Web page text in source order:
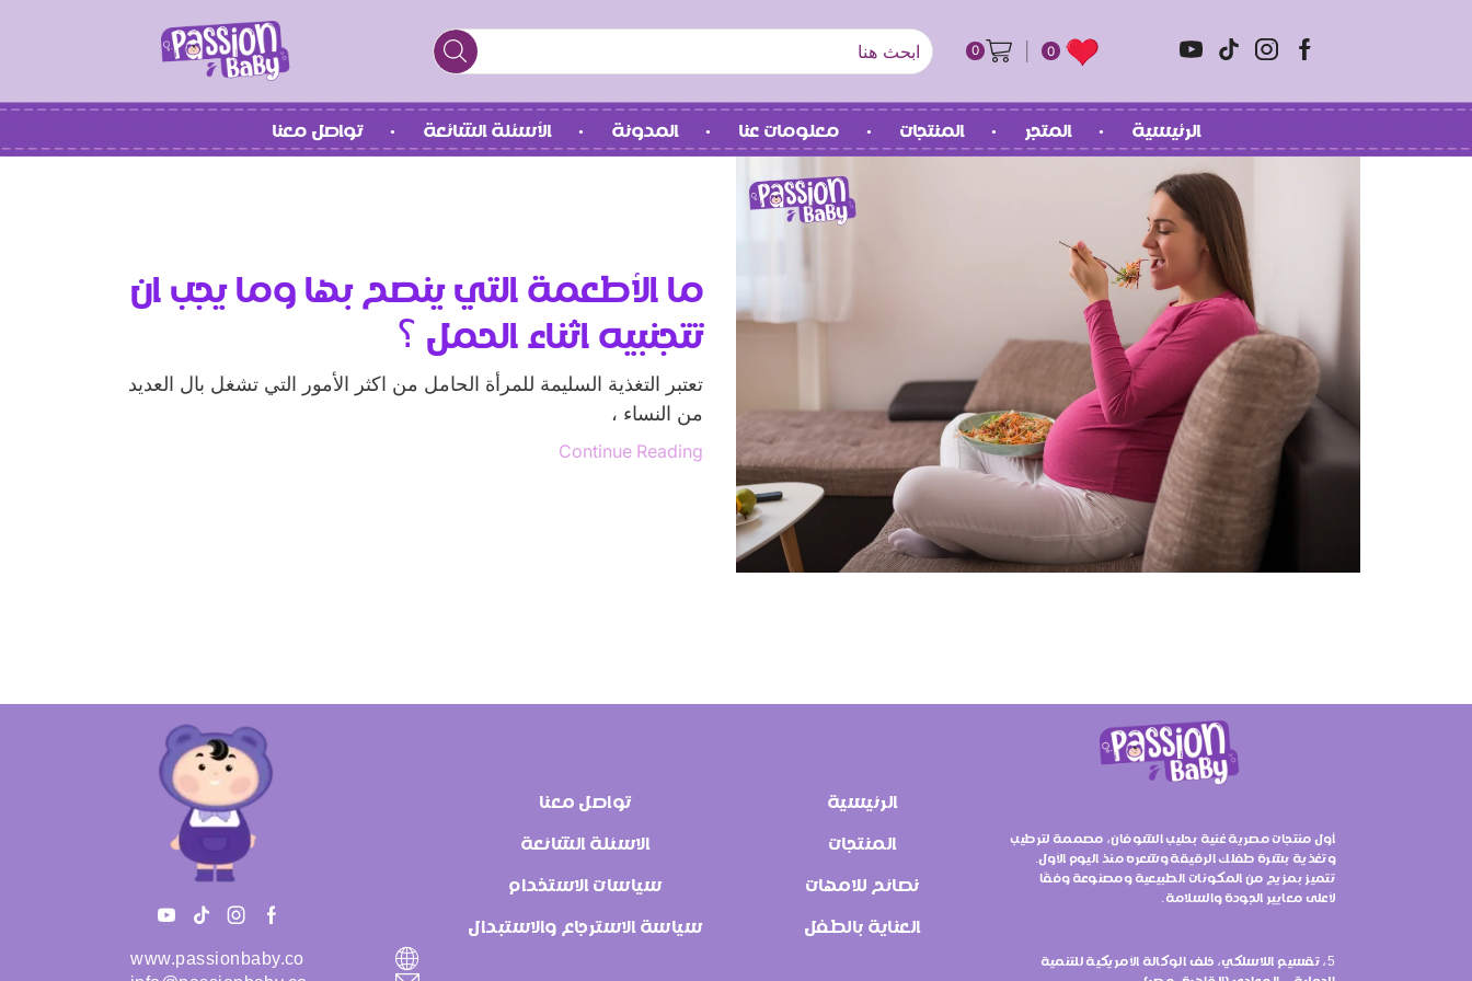
0
0
الرئيسية المتجر المنتجات معلومات عنا المدونة الأسئلة الشائعة تواصل معنا
ما الأطعمة التي ينصح بها وما يجب ان
تتجنبيه اثناء الحمل ؟
تعتبر التغذية السليمة للمرأة الحامل من اكثر الأمور التي تشغل بال العديد
من النساء ،
Continue Reading
أول منتجات مصرية غنية بحليب الشوفان، مصممة لترطيب
وتغذية بشرة طفلك الرقيقة وشعره منذ اليوم الأول.
تتميز بمزيج من المكونات الطبيعية ومصنوعة وفقًا
لأعلى معايير الجودة والسلامة.
5، تقسيم اللاسلكي، خلف الوكالة الأمريكية للتنمية
الرئيسية
المنتجات
نصائح للامهات
العناية بالطفل
تواصل معنا
الاسئلة الشائعة
سياسات الاستخدام
سياسة الاسترجاع والاستبدال
www.passionbaby.co